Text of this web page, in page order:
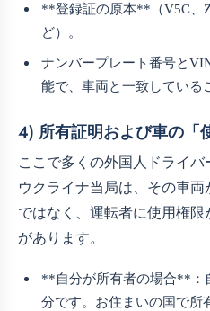
**登録証の原本**（V5C、
ど）。
ナンバープレート番号と
能で、車両と一致している
4) 所有証明および車の「
ここで多くの外国人ドライバ
ウクライナ当局は、その車
ではなく、運転者に使用権
があります。
**自分が所有者の場合**：
分です。お住まいの国で所